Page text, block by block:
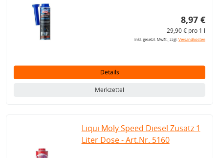
8,97 €
29,90 € pro 1 l
inkl. gesetzl. MwSt., zzgl.Versandkosten
Details
Merkzettel
Liqui Moly Speed Diesel Zusatz 1
Liter Dose - Art.Nr. 5160